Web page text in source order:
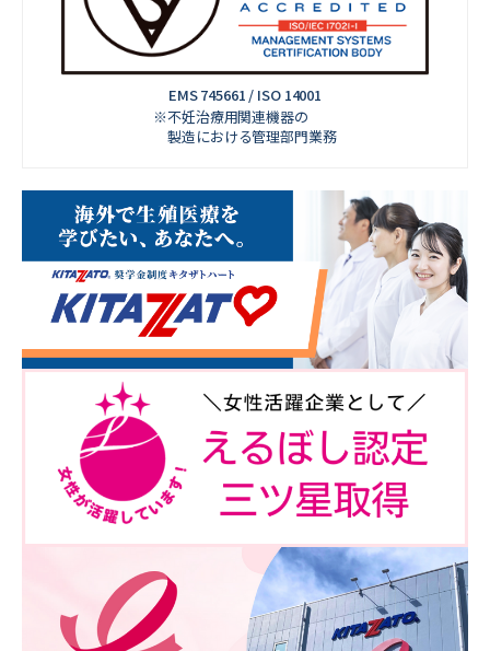
EMS 745661 / ISO 14001
※不妊治療用関連機器の
製造における管理部門業務